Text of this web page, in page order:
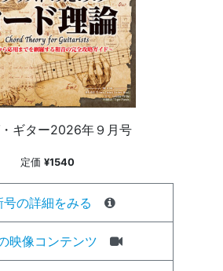
ギター2026年９月号
定価 ¥1540
号の詳細をみる
映像コンテンツ